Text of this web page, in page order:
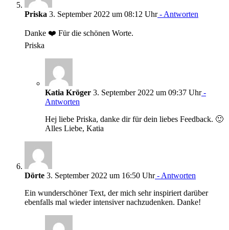
Priska 3. September 2022 um 08:12 Uhr- Antworten
Danke ❤️ Für die schönen Worte.
Priska
Katia Kröger 3. September 2022 um 09:37 Uhr-
Antworten
Hej liebe Priska, danke dir für dein liebes Feedback. 🙂
Alles Liebe, Katia
Dörte 3. September 2022 um 16:50 Uhr- Antworten
Ein wunderschöner Text, der mich sehr inspiriert darüber
ebenfalls mal wieder intensiver nachzudenken. Danke!